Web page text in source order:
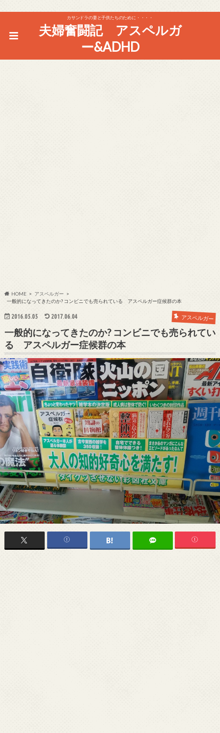
カサンドラの妻と子供たちのために・・・・
夫婦奮闘記 アスペルガ
ー&ADHD
HOME
アスペルガー
一般的になってきたのか? コンビニでも売られている アスペルガー症候群の本
2016.05.05 2017.06.04 アスペルガー
一般的になってきたのか? コンビニでも売られてい
る アスペルガー症候群の本